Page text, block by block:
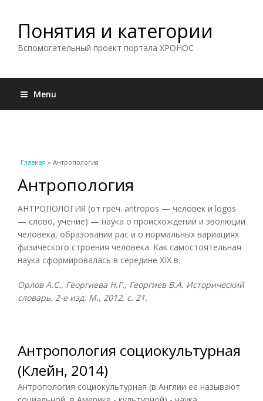
Понятия и категории
Вспомогательный проект портала ХРОНОС
Menu
Вы здесь
Главная » Антропология
Антропология
АНТРОПОЛОГИЯ (от греч. antropos — человек и logos
— слово, учение) — наука о происхождении и эволюции
человека, образовании рас и о нормальных вариациях
физического строения человека. Как самостоятельная
наука сформировалась в середине XIX в.
Орлов А.С., Георгиева Н.Г., Георгиев В.А. Исторический
словарь. 2-е изд. М., 2012, с. 21.
Антропология социокультурная
(Клейн, 2014)
Антропология социокультурная (в Англии ее называют